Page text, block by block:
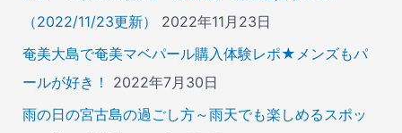
（2022/11/23更新）
2022年11月23日
奄美大島で奄美マベパール購入体験レポ★メンズもパ
ールが好き！
2022年7月30日
雨の日の宮古島の過ごし方～雨天でも楽しめるスポッ